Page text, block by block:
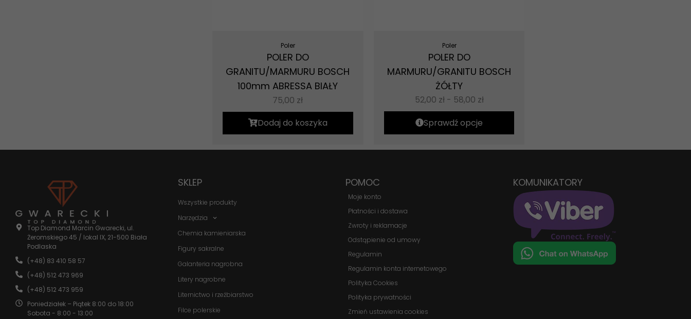
Poler
POLER DO
GRANITU/MARMURU BOSCH
100mm ABRESSA BIAŁY
75,00 zł
Dodaj do koszyka
Poler
POLER DO
MARMURU/GRANITU BOSCH
ŻÓŁTY
52,00 zł - 58,00 zł
Sprawdź opcje
Top Diamond Marcin Gwarecki, ul.
Żeromskiego 45 / lokal IX, 21-500 Biała
Podlaska
(+48) 83 410 58 57
(+48) 512 473 969
(+48) 512 473 959
Poniedziałek – Piątek 8:00 do 18:00
Sobota - 8:00 - 13:00
SKLEP
Wszystkie produkty
Narzędzia
Chemia kamieniarska
Figury sakralne
Galanteria nagrobna
Litery nagrobne
Liternictwo i rzeźbiarstwo
Filce polerskie
POMOC
Moje konto
Płatności i dostawa
Zwroty i reklamacje
Odstąpienie od umowy
Regulamin
Regulamin konta internetowego
Polityka Cookies
Polityka prywatności
Zmień ustawienia cookies
KOMUNIKATORY